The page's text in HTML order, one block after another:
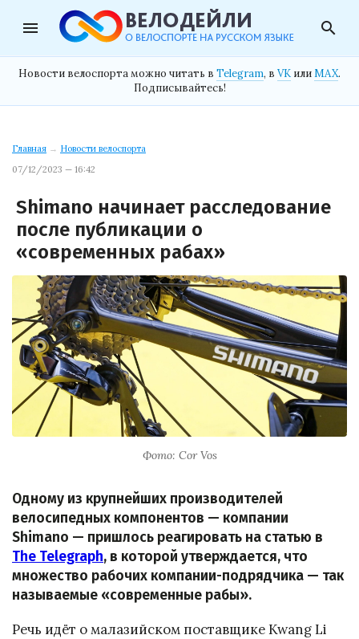
menu search
Новости велоспорта можно читать в Telegram, в VK илиMAX.
Подписывайтесь!
Главная → Новости велоспорта
07/12/2023 — 16:42
Shimano начинает расследование
после публикации о
«современных рабах»
Фото: Cor Vos
Одному из крупнейших производителей
велосипедных компонентов — компании
Shimano — пришлось реагировать на статью в
The Telegraph, в которой утверждается, что
множество рабочих компании-подрядчика — так
называемые «современные рабы».
Речь идёт о малазийском поставщике Kwang Li